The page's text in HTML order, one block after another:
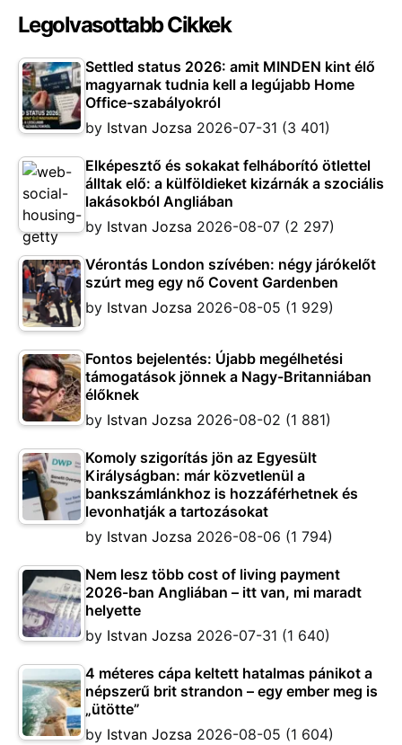
Legolvasottabb Cikkek
Settled status 2026: amit MINDEN kint élő
magyarnak tudnia kell a legújabb Home
Office-szabályokról
by Istvan Jozsa 2026-07-31 (3 401)
Elképesztő és sokakat felháborító ötlettel
álltak elő: a külföldieket kizárnák a szociális
lakásokból Angliában
by Istvan Jozsa 2026-08-07 (2 297)
Vérontás London szívében: négy járókelőt
szúrt meg egy nő Covent Gardenben
by Istvan Jozsa 2026-08-05 (1 929)
Fontos bejelentés: Újabb megélhetési
támogatások jönnek a Nagy-Britanniában
élőknek
by Istvan Jozsa 2026-08-02 (1 881)
Komoly szigorítás jön az Egyesült
Királyságban: már közvetlenül a
bankszámlánkhoz is hozzáférhetnek és
levonhatják a tartozásokat
by Istvan Jozsa 2026-08-06 (1 794)
Nem lesz több cost of living payment
2026-ban Angliában – itt van, mi maradt
helyette
by Istvan Jozsa 2026-07-31 (1 640)
4 méteres cápa keltett hatalmas pánikot a
népszerű brit strandon – egy ember meg is
„ütötte”
by Istvan Jozsa 2026-08-05 (1 604)